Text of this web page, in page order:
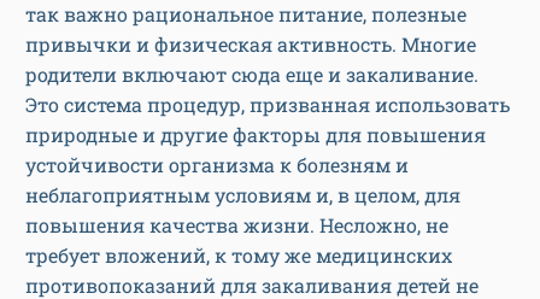
так важно рациональное питание, полезные
привычки и физическая активность. Многие
родители включают сюда еще и закаливание.
Это система процедур, призванная использовать
природные и другие факторы для повышения
устойчивости организма к болезням и
неблагоприятным условиям и, в целом, для
повышения качества жизни. Несложно, не
требует вложений, к тому же медицинских
противопоказаний для закаливания детей не